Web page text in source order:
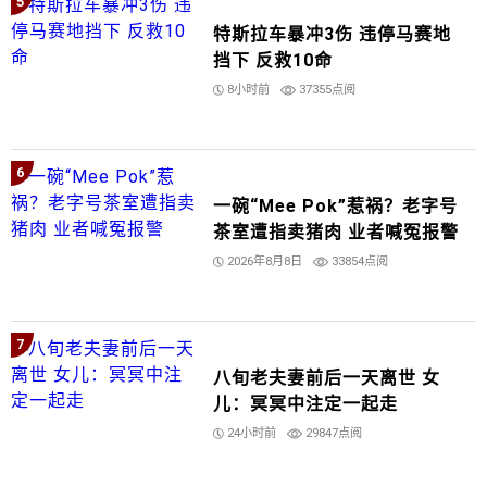
特斯拉车暴冲3伤 违停马赛地
挡下 反救10命
8小时前 37355点阅
6
一碗“Mee Pok”惹祸？老字号
茶室遭指卖猪肉 业者喊冤报警
2026年8月8日 33854点阅
7
八旬老夫妻前后一天离世 女
儿：冥冥中注定一起走
24小时前 29847点阅